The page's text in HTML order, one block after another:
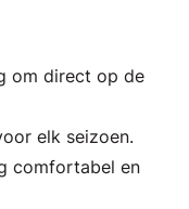
om direct op de
elk seizoen.
comfortabel en